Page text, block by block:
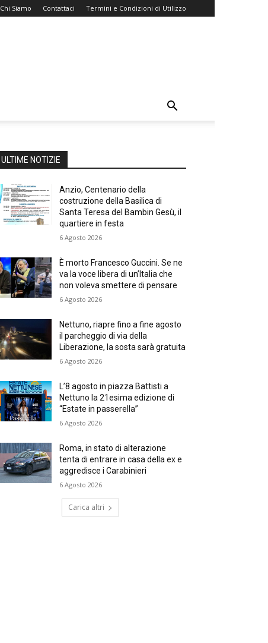
Chi Siamo Contattaci Termini e Condizioni di Utilizzo
ULTIME NOTIZIE
Anzio, Centenario della
costruzione della Basilica di
Santa Teresa del Bambin Gesù, il
quartiere in festa
6 Agosto 2026
È morto Francesco Guccini. Se ne
va la voce libera di un’Italia che
non voleva smettere di pensare
6 Agosto 2026
Nettuno, riapre fino a fine agosto
il parcheggio di via della
Liberazione, la sosta sarà gratuita
6 Agosto 2026
L’8 agosto in piazza Battisti a
Nettuno la 21esima edizione di
“Estate in passerella”
6 Agosto 2026
Roma, in stato di alterazione
tenta di entrare in casa della ex e
aggredisce i Carabinieri
6 Agosto 2026
Carica altri